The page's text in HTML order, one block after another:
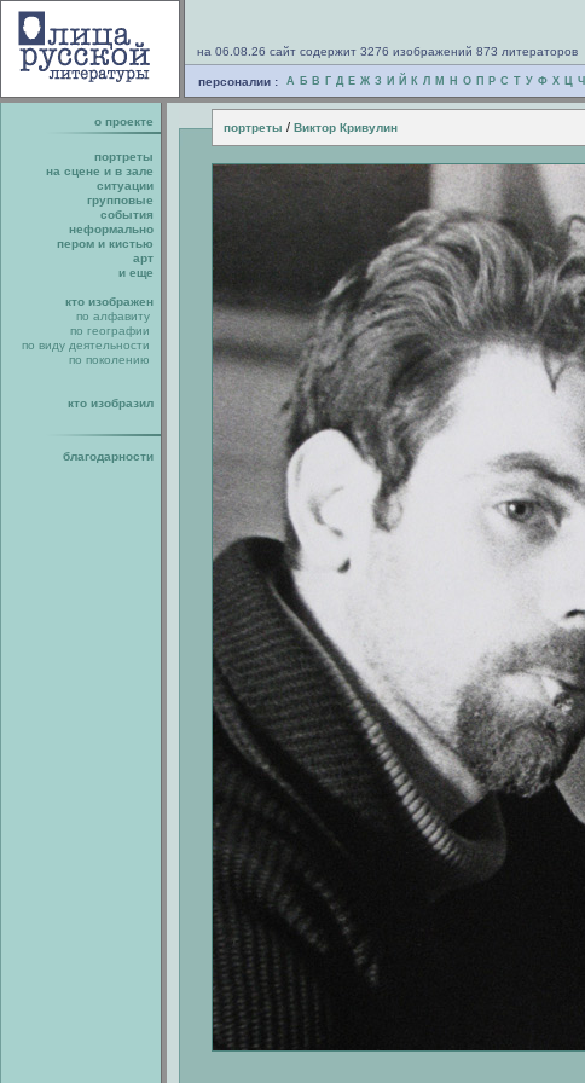
на 06.08.26 сайт содержит 3276 изображений 873 литераторов
персоналии : А Б В Г Д Е Ж З И Й К Л М Н О П Р С Т У Ф Х Ц Ч
о проекте портреты / Виктор Кривулин
портреты
на сцене и в зале
ситуации
групповые
события
неформально
пером и кистью
арт
и еще
кто изображен
по алфавиту
по географии
по виду деятельности
по поколению
кто изобразил
благодарности